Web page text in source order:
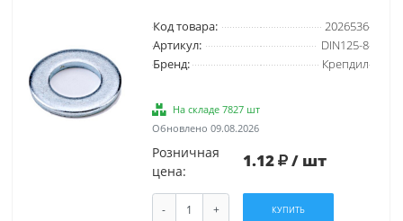
Код товара:
2026536
Артикул:
DIN125-8
Бренд:
Крепдил
На складе 7827 шт
Обновлено 09.08.2026
Розничная
цена:
1.12 / шт
- + КУПИТЬ